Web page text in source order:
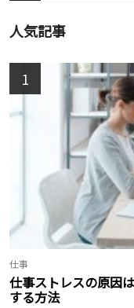
人気記事
1
仕事
仕事ストレスの原因
する方法